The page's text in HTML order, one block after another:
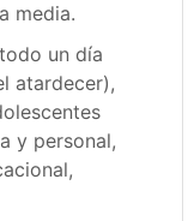
media.
un día
atardecer),
y personal,